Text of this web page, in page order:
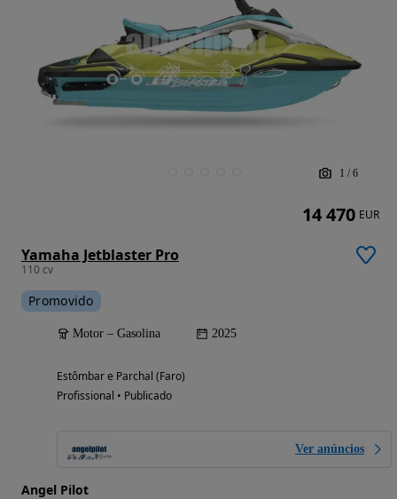
1 / 6
Yamaha Jetblaster Pro
110 cv
Promovido
Motor – Gasolina 2025
Estômbar e Parchal (Faro)
Profissional • Publicado
Ver anúncios
Angel Pilot
14 470 EUR